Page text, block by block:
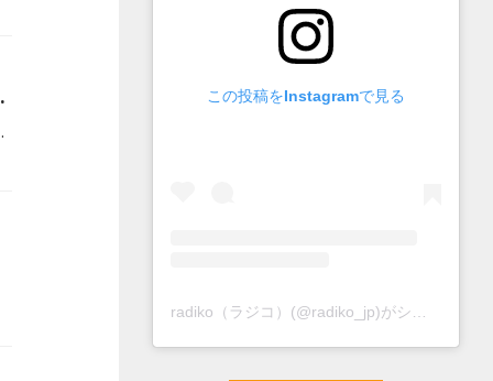
』を放送いたします。
この投稿をInstagramで見る
radiko（ラジコ）(@radiko_jp)がシェアした投稿